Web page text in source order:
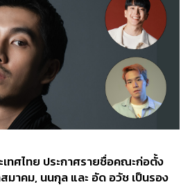
ทศไทย ประกาศรายชื่อคณะก่อตั้ง
าคม, นนกุล และ อัด อวัช เป็นรอง